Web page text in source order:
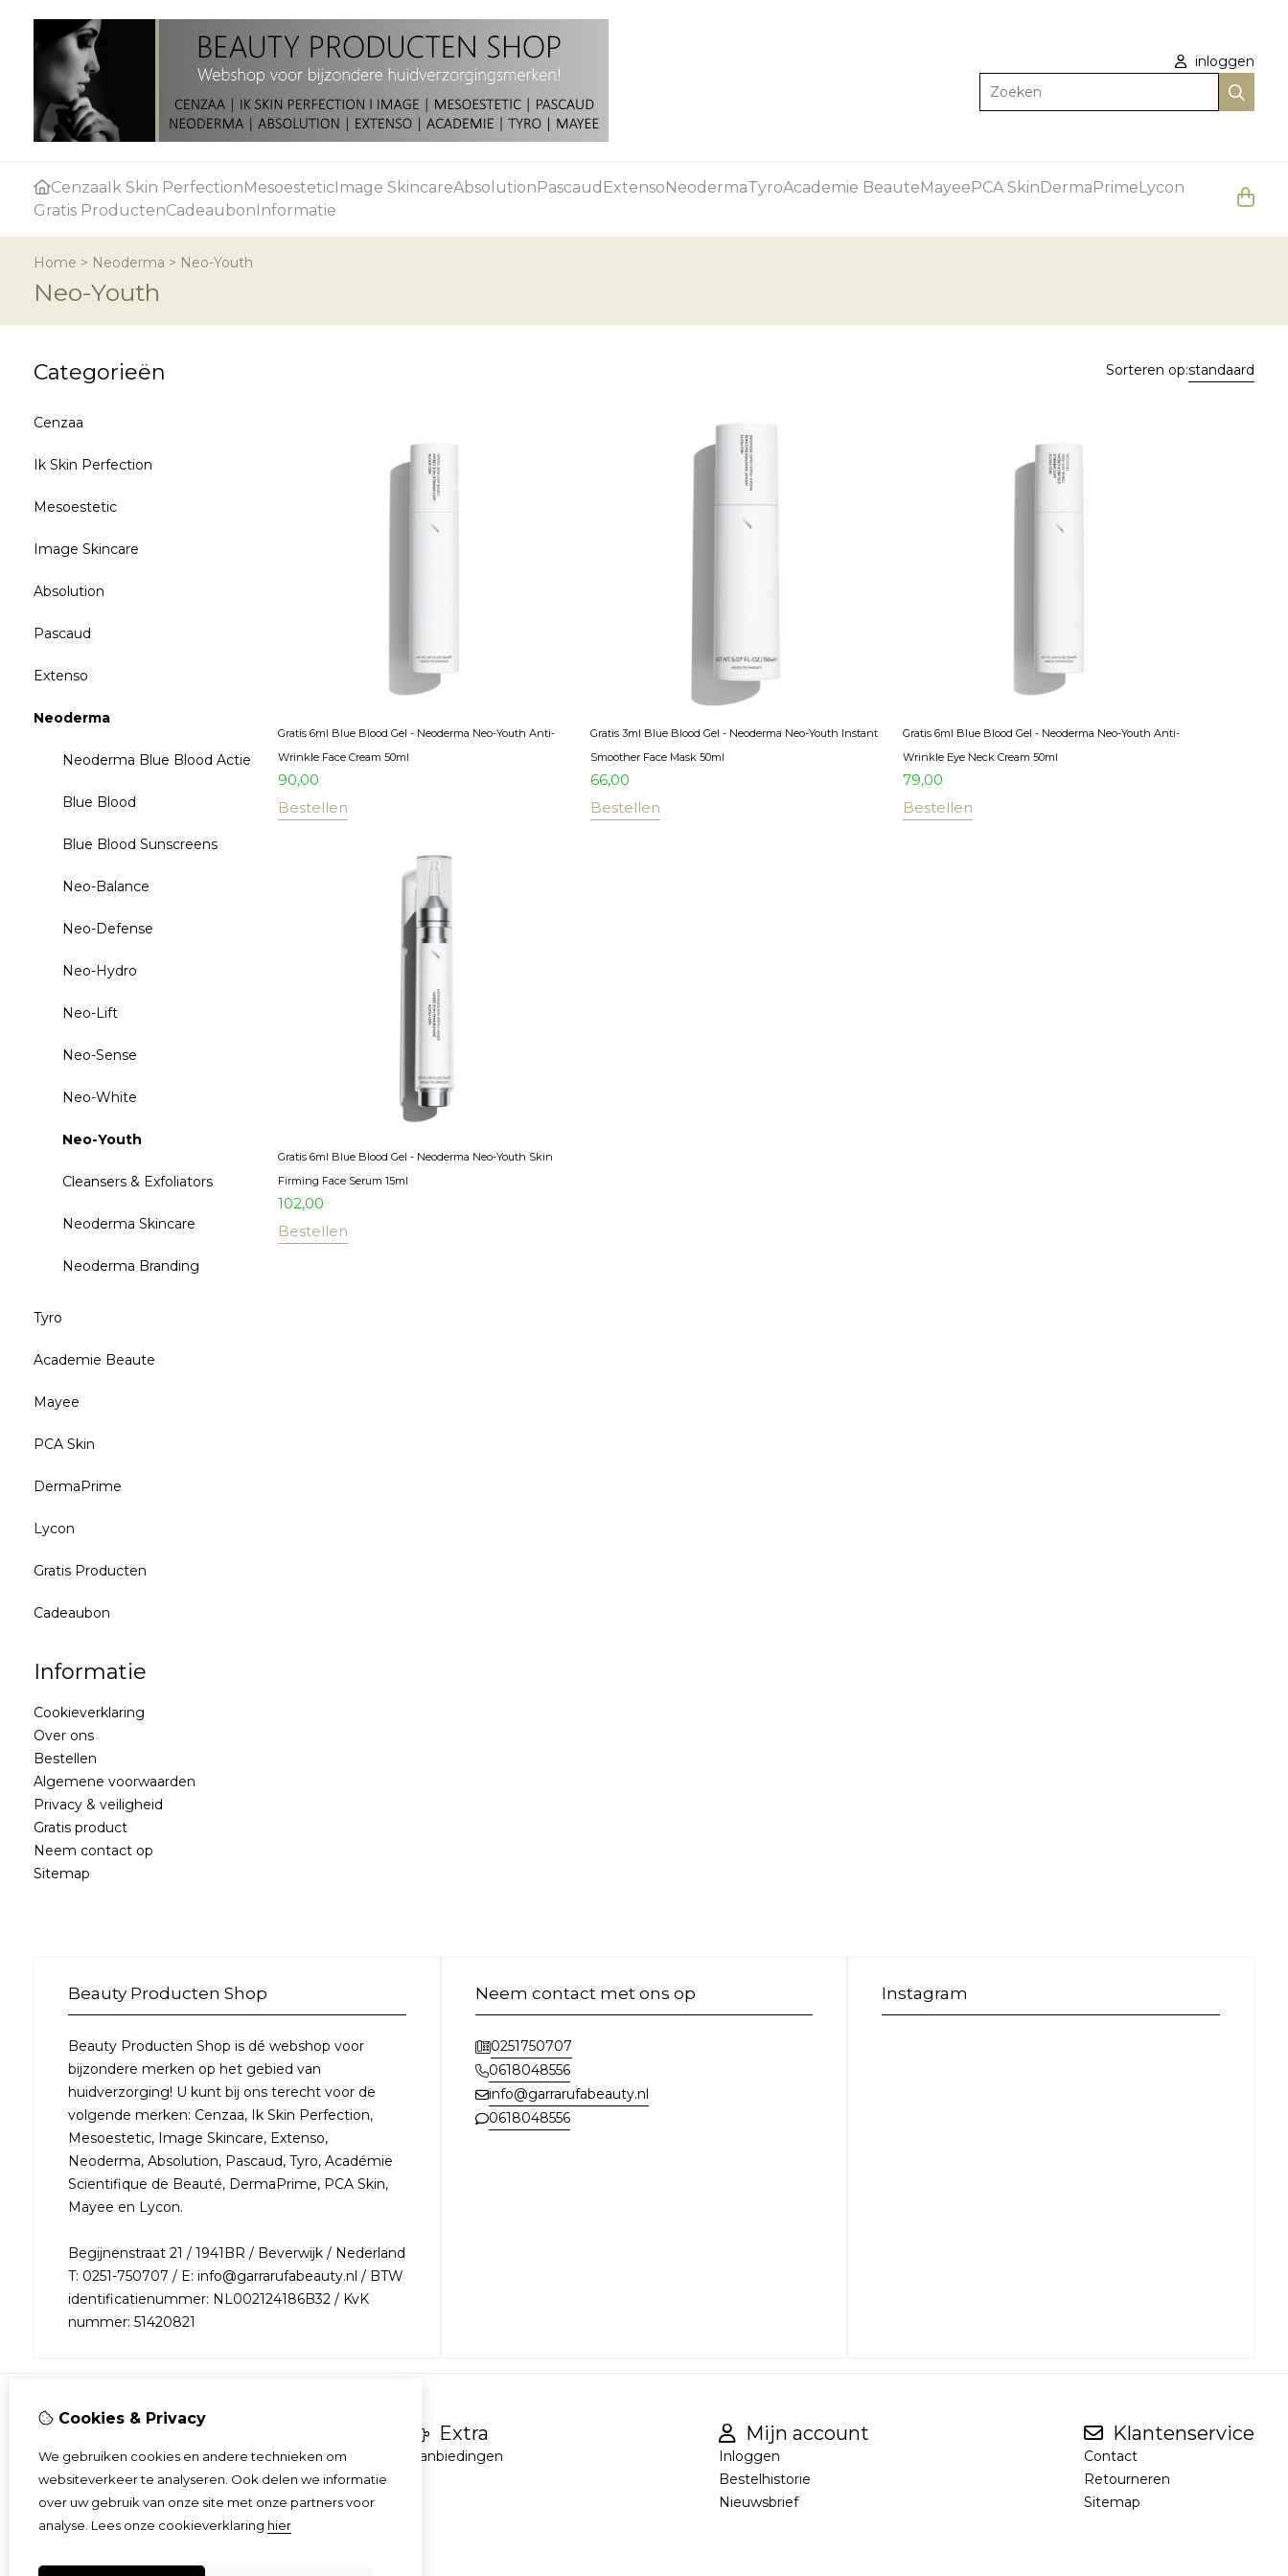
inloggen
Zoeken
CenzaaIk Skin PerfectionMesoesteticImage SkincareAbsolutionPascaud ExtensoNeodermaTyroAcademie BeauteMayeePCA SkinDermaPrimeLycon
Gratis ProductenCadeaubonInformatie
Home > Neoderma > Neo-Youth
Neo-Youth
Categorieën
Cenzaa
Ik Skin Perfection
Mesoestetic
Image Skincare
Absolution
Pascaud
Extenso
Neoderma
Neoderma Blue Blood Actie
Blue Blood
Blue Blood Sunscreens
Neo-Balance
Neo-Defense
Neo-Hydro
Neo-Lift
Neo-Sense
Neo-White
Neo-Youth
Cleansers & Exfoliators
Neoderma Skincare
Neoderma Branding
Tyro
Academie Beaute
Mayee
PCA Skin
DermaPrime
Lycon
Gratis Producten
Cadeaubon
Informatie
Cookieverklaring
Over ons
Bestellen
Algemene voorwaarden
Privacy & veiligheid
Gratis product
Neem contact op
Sitemap
Sorteren op:standaard
Gratis 6ml Blue Blood Gel - Neoderma Neo-Youth Anti-
Wrinkle Face Cream 50ml
90,00
Bestellen
Gratis 3ml Blue Blood Gel - Neoderma Neo-Youth Instant
Smoother Face Mask 50ml
66,00
Bestellen
Gratis 6ml Blue Blood Gel - Neoderma Neo-Youth Anti-
Wrinkle Eye Neck Cream 50ml
79,00
Bestellen
Gratis 6ml Blue Blood Gel - Neoderma Neo-Youth Skin
Firming Face Serum 15ml
102,00
Bestellen
Beauty Producten Shop
Beauty Producten Shop is dé webshop voor
bijzondere merken op het gebied van
huidverzorging! U kunt bij ons terecht voor de
volgende merken: Cenzaa, Ik Skin Perfection,
Mesoestetic, Image Skincare, Extenso,
Neoderma, Absolution, Pascaud, Tyro, Académie
Scientifique de Beauté, DermaPrime, PCA Skin,
Mayee en Lycon.
Begijnenstraat 21 / 1941BR / Beverwijk / Nederland
T: 0251-750707 / E: info@garrarufabeauty.nl / BTW
identificatienummer: NL002124186B32 / KvK
nummer: 51420821
Neem contact met ons op
0251750707
0618048556
info@garrarufabeauty.nl
0618048556
Instagram
Over ons
Bestellen
Algemene voorwaarden
Privacy & veiligheid
Extra
Aanbiedingen
Mijn account
Inloggen
Bestelhistorie
Nieuwsbrief
Klantenservice
Contact
Retourneren
Sitemap
Cookies & Privacy
We gebruiken cookies en andere technieken om
websiteverkeer te analyseren. Ook delen we informatie
over uw gebruik van onze site met onze partners voor
analyse. Lees onze cookieverklaring hier